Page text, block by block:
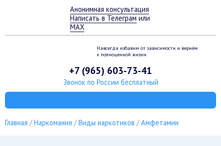
Анонимная консультация
Написать в Телеграм или
MAX
Навсегда избавим от зависимости и вернём
к полноценной жизни
+7 (965) 603-73-41
Звонок по России бесплатный
Главная Наркомания Виды наркотиков Амфетамин